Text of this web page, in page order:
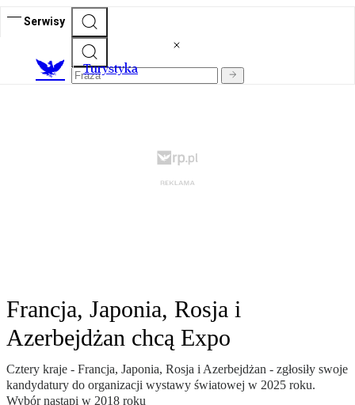
Serwisy
Turystyka
Francja, Japonia, Rosja i
Azerbejdżan chcą Expo
Cztery kraje - Francja, Japonia, Rosja i Azerbejdżan - zgłosiły swoje
kandydatury do organizacji wystawy światowej w 2025 roku.
Wybór nastąpi w 2018 roku